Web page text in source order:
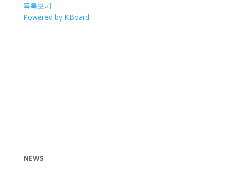
목록보기
Powered by KBoard
NEWS